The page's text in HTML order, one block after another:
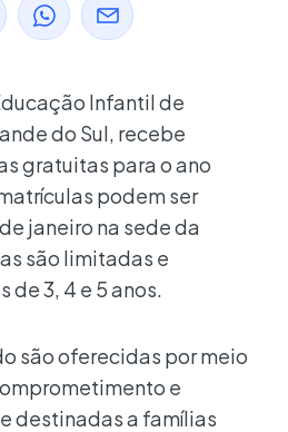
Infantil de
do Sul, recebe
gratuitas para o ano
podem ser
janeiro na sede da
são limitadas e
de 3, 4 e 5 anos.
são oferecidas por meio
e
destinadas a famílias